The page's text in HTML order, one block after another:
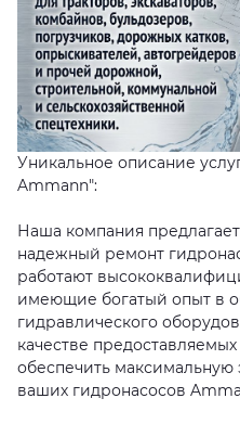
Уникальное описание
Ammann":
Наша компания
надежный ремонт
работают
имеющие богатый опыт в
гидравлического
качестве
обеспечить максимальную
ваших гидронасосов